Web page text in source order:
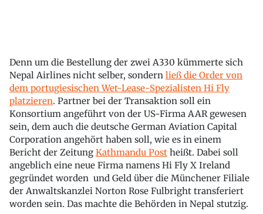
Denn um die Bestellung der zwei A330 kümmerte sich
Nepal Airlines nicht selber, sondern ließ die Order von
dem portugiesischen Wet-Lease-Spezialisten Hi Fly
platzieren. Partner bei der Transaktion soll ein
Konsortium angeführt von der US-Firma AAR gewesen
sein, dem auch die deutsche German Aviation Capital
Corporation angehört haben soll, wie es in einem
Bericht der Zeitung Kathmandu Post heißt. Dabei soll
angeblich eine neue Firma namens Hi Fly X Ireland
gegründet worden und Geld über die Münchener Filiale
der Anwaltskanzlei Norton Rose Fulbright transferiert
worden sein. Das machte die Behörden in Nepal stutzig.